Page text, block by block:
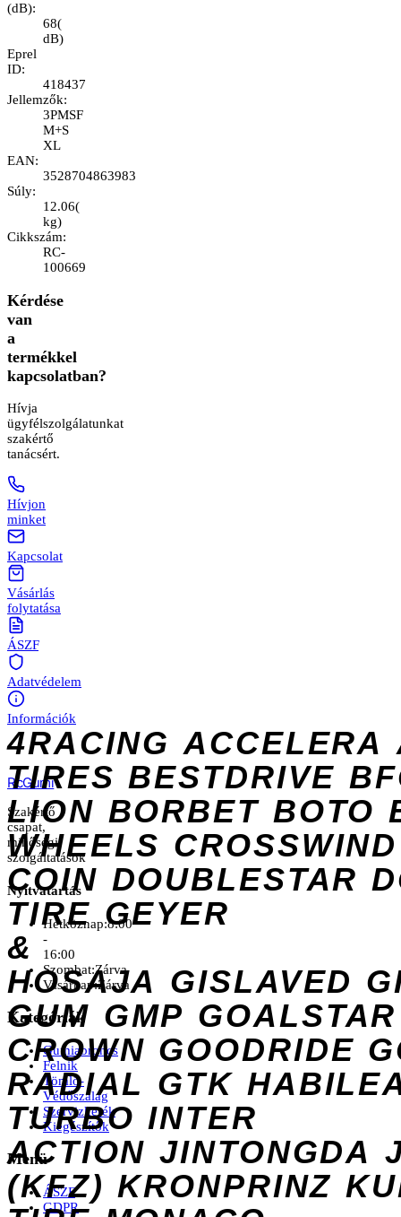
(dB):
68(
dB)
Eprel
ID:
418437
Jellemzők:
3PMSF
M+S
XL
EAN:
3528704863983
Súly:
12.06(
kg)
Cikkszám:
RC-
100669
Kérdése
van
a
termékkel
kapcsolatban?
Hívja
ügyfélszolgálatunkat
szakértő
tanácsért.
Hívjon
minket
Kapcsolat
Vásárlás
folytatása
ÁSZF
Adatvédelem
Információk
4RACING ACCELERA
TIRES BESTDRIVE
LION BORBET BOTO
WHEELS CROSSWIND
COIN DOUBLESTAR
TIRE GEYER
&
HOSAJA GISLAVED
GUM GMP GOALSTAR
CROWN GOODRIDE
RADIAL GTK
TURBO INTER
ACTION JINTONGDA
(KFZ) KRONPRINZ
RcGumi
Szakértő
csapat,
minőségi
szolgáltatások
Nyitvatartás
Hétköznap:8:00
-
16:00
Szombat:Zárva
Vasárnap:Zárva
Kategóriák
Gumiabroncs
Felnik
Tömlő-
Védőszalag
Szervizkerék
Kiegészítők
Menü
ÁSZF
GDPR